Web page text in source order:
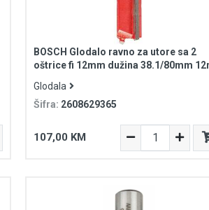
BOSCH Glodalo ravno za utore sa 2
oštrice fi 12mm dužina 38.1/80mm
Glodala
Šifra: 2608629365
107,00 KM